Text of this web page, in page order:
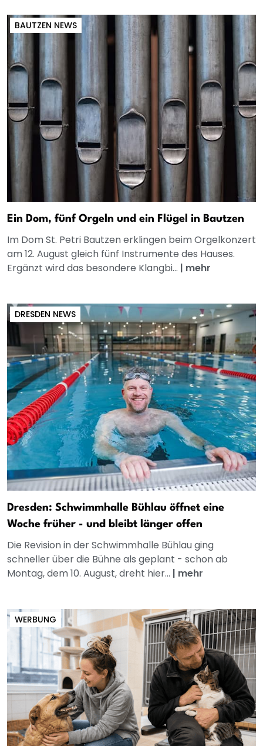
BAUTZEN NEWS
Ein Dom, fünf Orgeln und ein Flügel in Bautzen
Im Dom St. Petri Bautzen erklingen beim Orgelkonzert
am 12. August gleich fünf Instrumente des Hauses.
Ergänzt wird das besondere Klangbi... | mehr
DRESDEN NEWS
Dresden: Schwimmhalle Bühlau öffnet eine
Woche früher - und bleibt länger offen
Die Revision in der Schwimmhalle Bühlau ging
schneller über die Bühne als geplant - schon ab
Montag, dem 10. August, dreht hier... | mehr
WERBUNG